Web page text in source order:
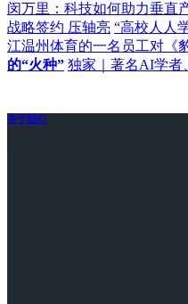
闵万里：科技如何助力垂直
战略签约 压轴亮 “高校人人
江温州体育的一名员工对《
的“火种” 独家｜著名AI学者
关于我们